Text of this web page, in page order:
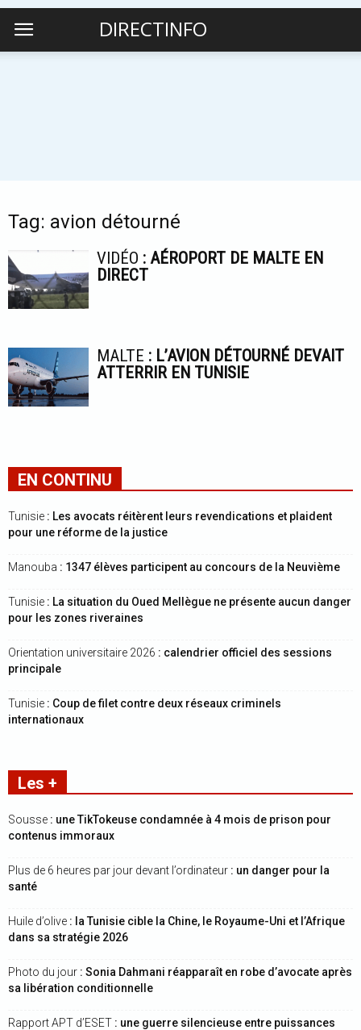
DIRECTINFO
Tag: avion détourné
VIDÉO : AÉROPORT DE MALTE EN
DIRECT
MALTE : L’AVION DÉTOURNÉ DEVAIT
ATTERRIR EN TUNISIE
EN CONTINU
Tunisie : Les avocats réitèrent leurs revendications et plaident
pour une réforme de la justice
Manouba : 1347 élèves participent au concours de la Neuvième
Tunisie : La situation du Oued Mellègue ne présente aucun danger
pour les zones riveraines
Orientation universitaire 2026 : calendrier officiel des sessions
principale
Tunisie : Coup de filet contre deux réseaux criminels
internationaux
Les +
Sousse : une TikTokeuse condamnée à 4 mois de prison pour
contenus immoraux
Plus de 6 heures par jour devant l’ordinateur : un danger pour la
santé
Huile d’olive : la Tunisie cible la Chine, le Royaume-Uni et l’Afrique
dans sa stratégie 2026
Photo du jour : Sonia Dahmani réapparaît en robe d’avocate après
sa libération conditionnelle
Rapport APT d’ESET : une guerre silencieuse entre puissances